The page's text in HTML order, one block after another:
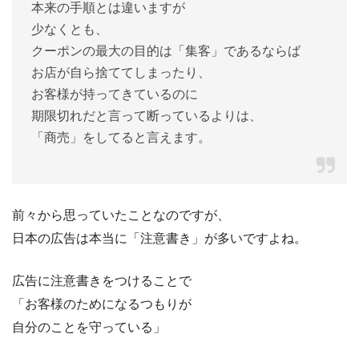
本来の手順とは違いますが
少なくとも、
クーポンの最大の目的は「集客」であるならば
お店が自ら捨ててしまったり、
お客様が持ってきているのに
期限切れだと言って断っているよりは、
「商売」をしてると言えます。
前々から思っていたことなのですが、
日本の広告は本当に「注意書き」が多いですよね。
広告に注意書きをつけることで
「お客様のためになるつもりが
自分のことを守っている」